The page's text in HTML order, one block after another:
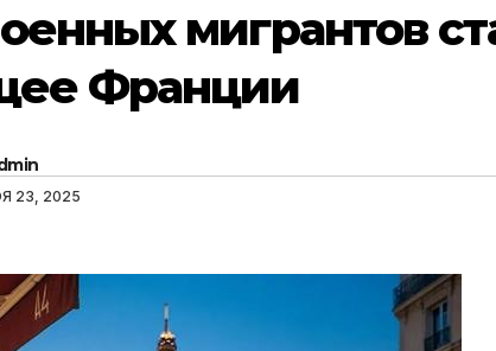
мигрантов
Франции
23, 2025